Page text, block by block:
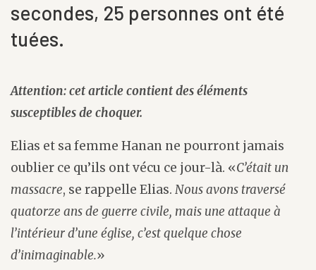
secondes, 25 personnes ont été
tuées.
Attention: cet article contient des éléments
susceptibles de choquer.
Elias et sa femme Hanan ne pourront jamais
oublier ce qu’ils ont vécu ce jour-là. «C’était un
massacre, se rappelle Elias. Nous avons traversé
quatorze ans de guerre civile, mais une attaque à
l’intérieur d’une église, c’est quelque chose
d’inimaginable.»